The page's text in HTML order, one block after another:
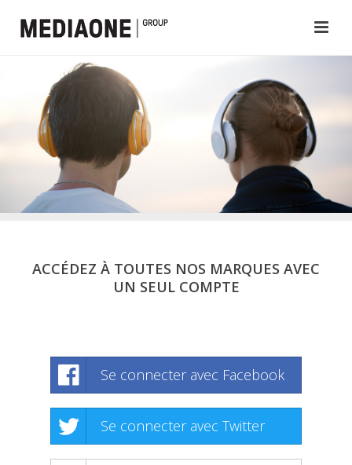
ACCÉDEZ À TOUTES NOS MARQUES AVEC
UN SEUL COMPTE
Se connecter avec Facebook
Se connecter avec Twitter